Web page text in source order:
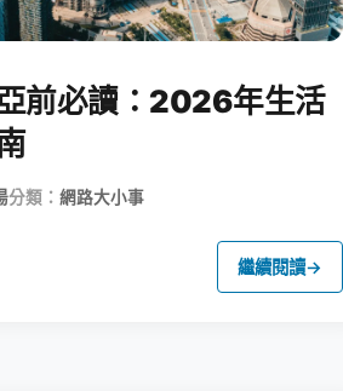
前必讀：2026年生活
分類： 網路大小事
繼續閱讀→